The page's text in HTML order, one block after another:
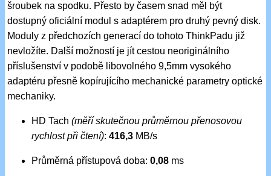
šroubek na spodku. Přesto by časem snad měl být
dostupný oficiální modul s adaptérem pro druhý pevný disk.
Moduly z předchozích generací do tohoto ThinkPadu již
nevložíte. Další možností je jít cestou neoriginálního
příslušenství v podobě libovolného 9,5mm vysokého
adaptéru přesně kopírujícího mechanické parametry optické
mechaniky.
HD Tach(měří skutečnou průměrnou přenosovou
rychlost při čtení):416,3 MB/s
Průměrná přístupová doba:0,08 ms